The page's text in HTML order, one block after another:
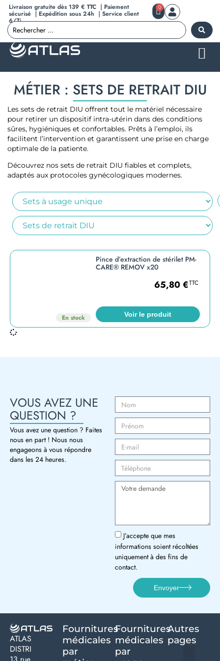
Livraison gratuite dès 139 € TTC ｜Paiement
sécurisé ｜Expédition sous 24h ｜Service client
6/7j
0
MÉTIER : SETS DE RETRAIT DIU
Les sets de retrait DIU offrent tout le matériel nécessaire
pour retirer un dispositif intra-utérin dans des conditions
sûres, hygiéniques et confortables. Prêts à l’emploi, ils
facilitent l’intervention et garantissent une prise en charge
optimale de la patiente.
Découvrez nos sets de retrait DIU fiables et complets,
adaptés aux protocoles gynécologiques modernes.
En stock
Pince d’extraction de stérilet PM-
CARE® REMOV x20
65,80€TTC
Voir le produit
VOUS AVEZ UNE
QUESTION ?
Vous avez une question ? Faites
nous en part ! Nous nous
engageons à vous répondre
dans les 24 heures.
J’accepte que mes
informations soient récoltées
uniquement à des fins de
contact.
Envoyer
ATLAS
DISTRI
Fournitures
médicales
par
Fournitures
médicales
par
Autres
pages